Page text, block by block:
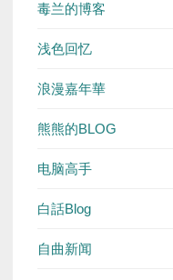
毒兰的博客
浅色回忆
浪漫嘉年華
熊熊的BLOG
电脑高手
白話Blog
自曲新闻